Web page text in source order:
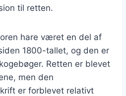
til retten.
hare været en del af
1800-tallet, og den er
Retten er blevet
men den
er forblevet relativt